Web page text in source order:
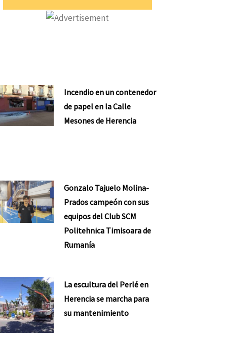
Incendio en un contenedor
de papel en la Calle
Mesones de Herencia
Gonzalo Tajuelo Molina-
Prados campeón con sus
equipos del Club SCM
Politehnica Timisoara de
Rumanía
La escultura del Perlé en
Herencia se marcha para
su mantenimiento